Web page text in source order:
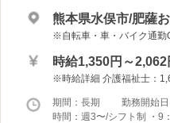
熊本県水俣市/肥薩
※自転車・車・バイク通勤
時給1,350円～2,062
※時給詳細 介護福祉士：
期間：長期 勤務開始日
時間：週3〜/シフト制 ・